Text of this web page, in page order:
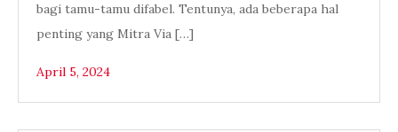
bagi tamu-tamu difabel. Tentunya, ada beberapa hal
penting yang Mitra Via […]
April 5, 2024